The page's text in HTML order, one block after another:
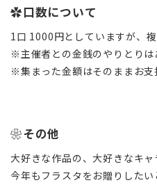
✿口数について
1口 1000円としていますが、
※主催者との金銭のやりとりは
※集まった金額はそのままお
❀その他
大好きな作品の、大好きなキ
今年もフラスタをお贈りした